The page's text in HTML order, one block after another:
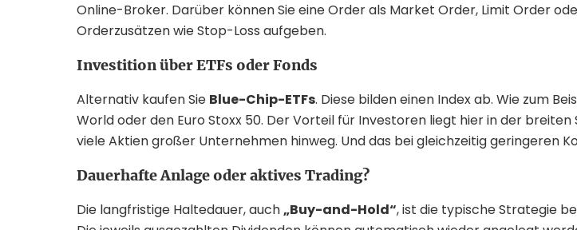
Online-Broker. Darüber können Sie eine Order als Market Order, Limit Order
Orderzusätzen wie Stop-Loss aufgeben.
Investition über ETFs oder Fonds
Alternativ kaufen Sie Blue-Chip-ETFs. Diese bilden einen Index ab. Wie zum
World oder den Euro Stoxx 50. Der Vorteil für Investoren liegt hier in der breiten
viele Aktien großer Unternehmen hinweg. Und das bei gleichzeitig geringeren
Dauerhafte Anlage oder aktives Trading?
Die langfristige Haltedauer, auch„Buy-and-Hold“, ist die typische Strategie